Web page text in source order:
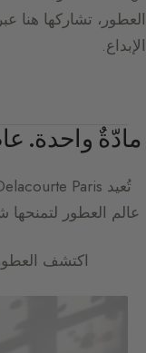
العطور، تشاركها هنا
الإبداع.
مادّةٌ واحدة.
تُعيد Paris
عالم العطور
اكتشف